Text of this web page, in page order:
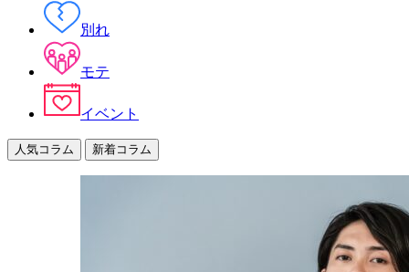
別れ
モテ
イベント
人気コラム 新着コラム